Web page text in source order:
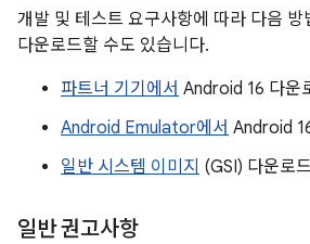
개발 및 테스트 요구사항에 따라 다음
다운로드할 수도 있습니다.
파트너 기기에서 Android 16 다운
Android Emulator에서 Android
일반 시스템 이미지 (GSI) 다운로드
일반 권고사항